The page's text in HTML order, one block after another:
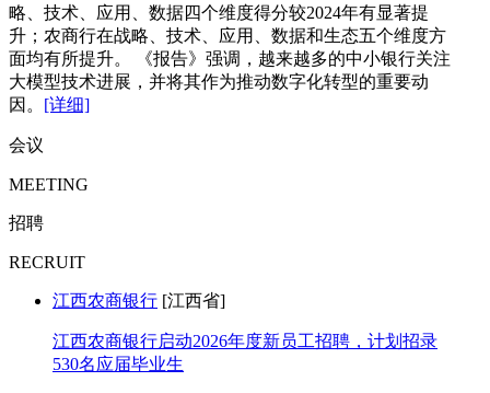
略、技术、应用、数据四个维度得分较2024年有显著提
升；农商行在战略、技术、应用、数据和生态五个维度方
面均有所提升。 《报告》强调，越来越多的中小银行关注
大模型技术进展，并将其作为推动数字化转型的重要动
因。 [详细]
会议
MEETING
招聘
RECRUIT
江西农商银行 [江西省]
江西农商银行启动2026年度新员工招聘，计划招录
530名应届毕业生